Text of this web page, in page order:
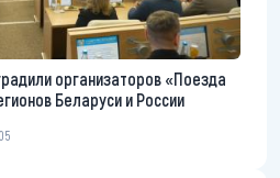
организаторов «Поезда
Беларуси и России